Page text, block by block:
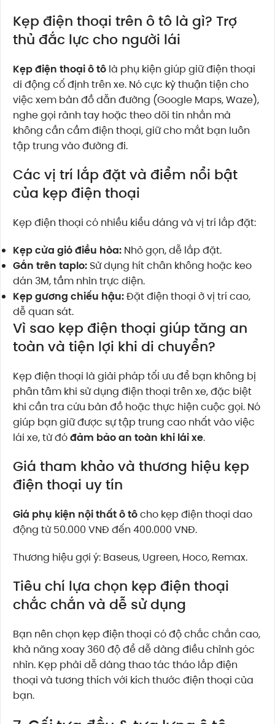
Kẹp điện thoại trên ô tô là gì? Trợ
thủ đắc lực cho người lái
Kẹp điện thoại ô tô là phụ kiện giúp giữ điện thoại
di động cố định trên xe. Nó cực kỳ thuận tiện cho
việc xem bản đồ dẫn đường (Google Maps, Waze),
nghe gọi rảnh tay hoặc theo dõi tin nhắn mà
không cần cầm điện thoại, giữ cho mắt bạn luôn
tập trung vào đường đi.
Các vị trí lắp đặt và điểm nổi bật
của kẹp điện thoại
Kẹp điện thoại có nhiều kiểu dáng và vị trí lắp đặt:
Kẹp cửa gió điều hòa: Nhỏ gọn, dễ lắp đặt.
Gắn trên taplo: Sử dụng hít chân không hoặc keo
dán 3M, tầm nhìn trực diện.
Kẹp gương chiếu hậu:Đặt điện thoại ở vị trí cao,
dễ quan sát.
Vì sao kẹp điện thoại giúp tăng an
toàn và tiện lợi khi di chuyển?
Kẹp điện thoại là giải pháp tối ưu để bạn không bị
phân tâm khi sử dụng điện thoại trên xe, đặc biệt
khi cần tra cứu bản đồ hoặc thực hiện cuộc gọi. Nó
giúp bạn giữ được sự tập trung cao nhất vào việc
lái xe, từ đóđảm bảo an toàn khi lái xe.
Giá tham khảo và thương hiệu kẹp
điện thoại uy tín
Giá phụ kiện nội thất ô tôcho kẹp điện thoại dao
động từ 50.000 VNĐ đến 400.000 VNĐ.
Thương hiệu gợi ý: Baseus, Ugreen, Hoco, Remax.
Tiêu chí lựa chọn kẹp điện thoại
chắc chắn và dễ sử dụng
Bạn nên chọn kẹp điện thoại có độ chắc chắn cao,
khả năng xoay 360 độ để dễ dàng điều chỉnh góc
nhìn. Kẹp phải dễ dàng thao tác tháo lắp điện
thoại và tương thích với kích thước điện thoại của
bạn.